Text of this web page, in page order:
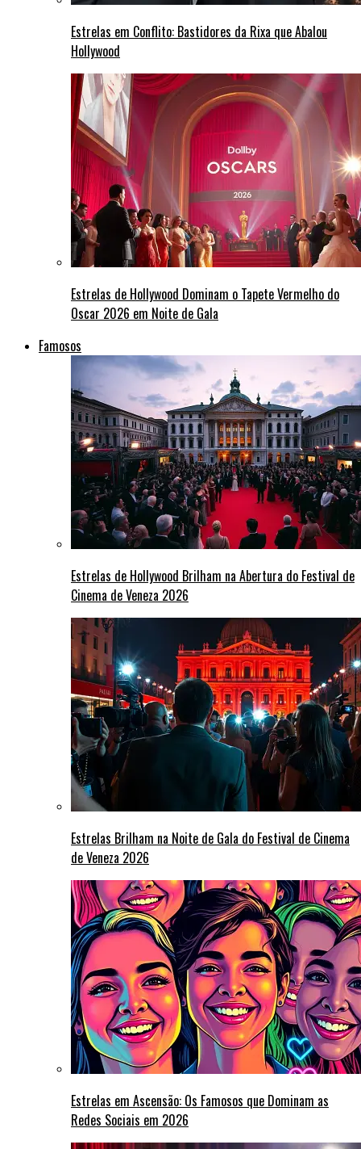
Estrelas em Conflito: Bastidores da Rixa que Abalou
Hollywood
Estrelas de Hollywood Dominam o Tapete Vermelho do
Oscar 2026 em Noite de Gala
Famosos
Estrelas de Hollywood Brilham na Abertura do Festival de
Cinema de Veneza 2026
Estrelas Brilham na Noite de Gala do Festival de Cinema
de Veneza 2026
Estrelas em Ascensão: Os Famosos que Dominam as
Redes Sociais em 2026